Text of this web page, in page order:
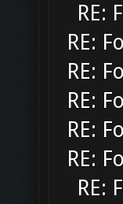
RE:
RE:
RE:
RE:
RE:
RE:
RE: